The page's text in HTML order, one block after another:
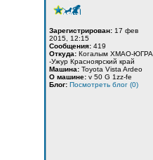
Зарегистрирован: 17 фев
2015, 12:15
Сообщения: 419
Откуда: Когалым ХМАО-ЮГРА
-Ужур Красноярский край
Машина: Toyota Vista Ardeo
О машине: v 50 G 1zz-fe
Блог: Посмотреть блог (0)